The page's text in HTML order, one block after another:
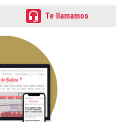
 Te llamamos